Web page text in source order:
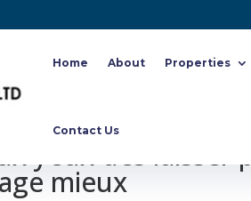
Home About Properties
Contact Us
aux filles Avec
yeux des laisser
mieux